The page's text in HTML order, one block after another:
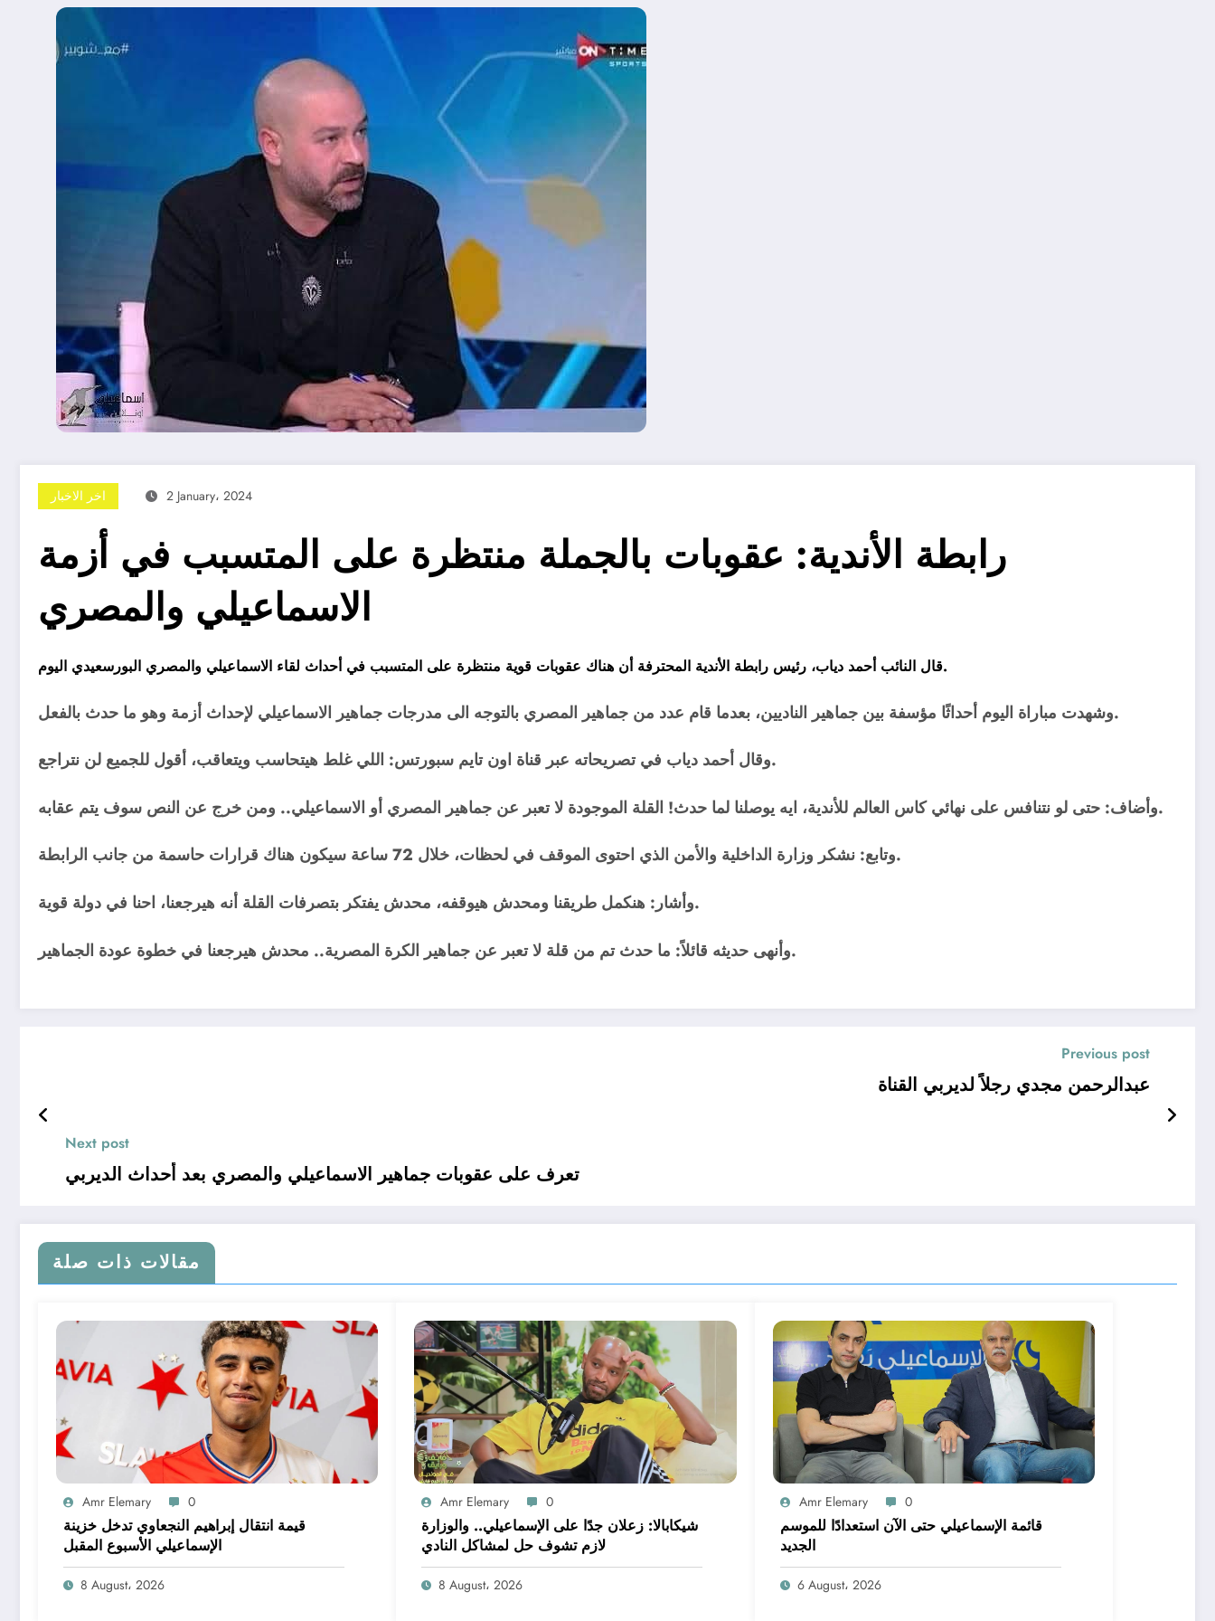
اخر الاخبار 2 January، 2024
رابطة الأندية: عقوبات بالجملة منتظرة على المتسبب في أزمة
الاسماعيلي والمصري
قال النائب أحمد دياب، رئيس رابطة الأندية المحترفة أن هناك عقوبات قوية منتظرة على المتسبب في أحداث لقاء الاسماعيلي والمصري البورسعيدي اليوم.
وشهدت مباراة اليوم أحداثًا مؤسفة بين جماهير الناديين، بعدما قام عدد من جماهير المصري بالتوجه الى مدرجات جماهير الاسماعيلي لإحداث أزمة وهو ما حدث بالفعل.
وقال أحمد دياب في تصريحاته عبر قناة اون تايم سبورتس: اللي غلط هيتحاسب ويتعاقب، أقول للجميع لن نتراجع.
وأضاف: حتى لو نتنافس على نهائي كاس العالم للأندية، ايه يوصلنا لما حدث! القلة الموجودة لا تعبر عن جماهير المصري أو الاسماعيلي.. ومن خرج عن النص سوف يتم عقابه.
وتابع: نشكر وزارة الداخلية والأمن الذي احتوى الموقف في لحظات، خلال 72 ساعة سيكون هناك قرارات حاسمة من جانب الرابطة.
وأشار: هنكمل طريقنا ومحدش هيوقفه، محدش يفتكر بتصرفات القلة أنه هيرجعنا، احنا في دولة قوية.
وأنهى حديثه قائلاً: ما حدث تم من قلة لا تعبر عن جماهير الكرة المصرية.. محدش هيرجعنا في خطوة عودة الجماهير.
Previous post
عبدالرحمن مجدي رجلاً لديربي القناة
Next post
تعرف على عقوبات جماهير الاسماعيلي والمصري بعد أحداث الديربي
مقالات ذات صلة
Amr Elemary 0
قيمة انتقال إبراهيم النجعاوي تدخل خزينة
الإسماعيلي الأسبوع المقبل
8 August، 2026
Amr Elemary 0
شيكابالا: زعلان جدًا على الإسماعيلي.. والوزارة
لازم تشوف حل لمشاكل النادي
8 August، 2026
Amr Elemary 0
قائمة الإسماعيلي حتى الآن استعدادًا للموسم
الجديد
6 August، 2026